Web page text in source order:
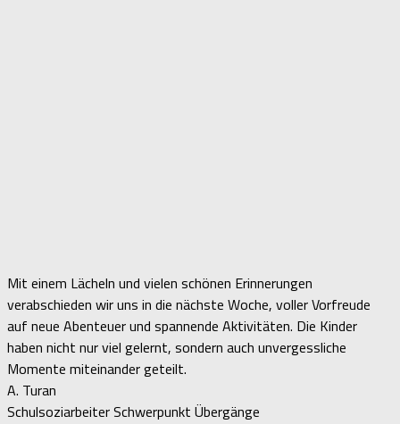
Mit einem Lächeln und vielen schönen Erinnerungen
verabschieden wir uns in die nächste Woche, voller Vorfreude
auf neue Abenteuer und spannende Aktivitäten. Die Kinder
haben nicht nur viel gelernt, sondern auch unvergessliche
Momente miteinander geteilt.
A. Turan
Schulsoziarbeiter Schwerpunkt Übergänge